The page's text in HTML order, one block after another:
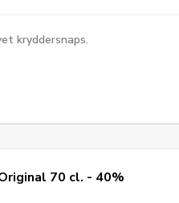
kryddersnaps.
70 cl. - 40%